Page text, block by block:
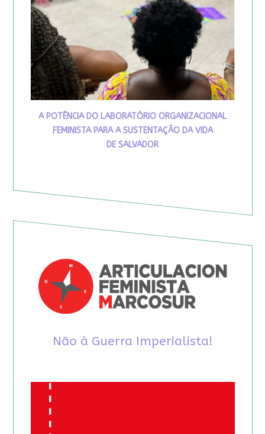
A POTÊNCIA DO LABORATÓRIO ORGANIZACIONAL
FEMINISTA PARA A SUSTENTAÇÃO DA VIDA
DE SALVADOR
Não à Guerra Imperialista!